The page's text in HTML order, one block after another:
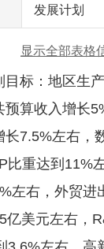
发展计划
显示全部表格
标：地区生产
预算收入增长
长7.5%左右，
比重达到11%
左右，外贸进
亿美元左右，